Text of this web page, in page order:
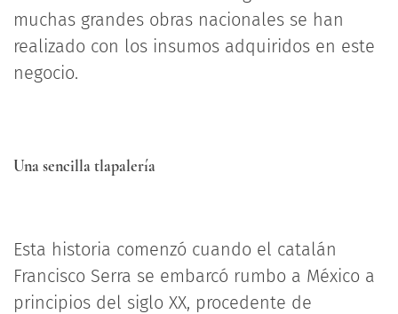
muchas grandes obras nacionales se han
realizado con los insumos adquiridos en este
negocio.
Una sencilla tlapalería
Esta historia comenzó cuando el catalán
Francisco Serra se embarcó rumbo a México a
principios del siglo XX, procedente de